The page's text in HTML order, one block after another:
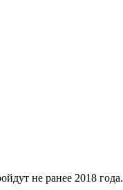
не ранее 2018 года.